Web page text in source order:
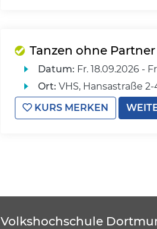
Tanzen ohne Partner
Datum: Fr. 18.09.2026 -
Ort: VHS, Hansastraße 2-
KURS MERKEN
Volkshochschule